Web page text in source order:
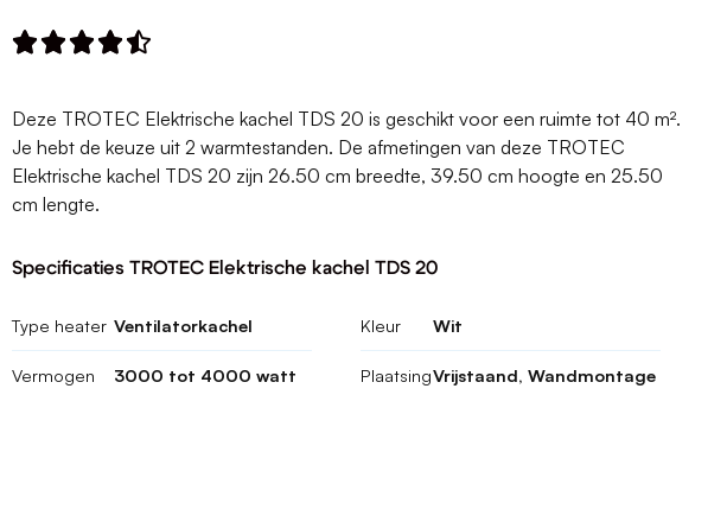

Deze TROTEC Elektrische kachel TDS 20 is geschikt voor een ruimte tot 40 m².
Je hebt de keuze uit 2 warmtestanden. De afmetingen van deze TROTEC
Elektrische kachel TDS 20 zijn 26.50 cm breedte, 39.50 cm hoogte en 25.50
cm lengte.
Specificaties TROTEC Elektrische kachel TDS 20
Type heater Ventilatorkachel
Vermogen 3000 tot 4000 watt
Kleur Wit
PlaatsingVrijstaand, Wandmontage